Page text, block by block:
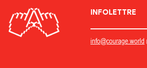
INFOLETTRE
info@courage.world